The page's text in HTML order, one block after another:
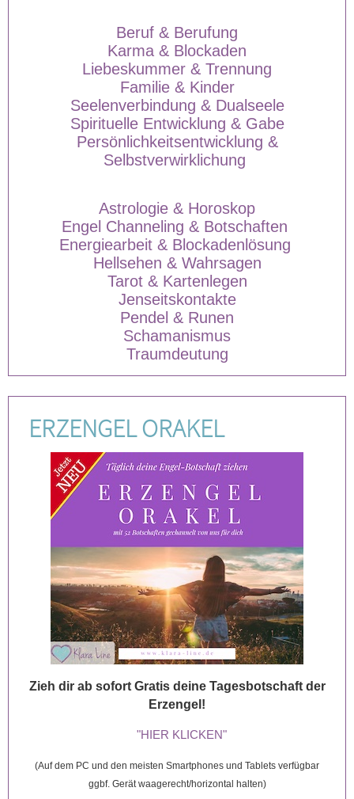
Beruf & Berufung
Karma & Blockaden
Liebeskummer & Trennung
Familie & Kinder
Seelenverbindung & Dualseele
Spirituelle Entwicklung & Gabe
Persönlichkeitsentwicklung &
Selbstverwirklichung
Astrologie & Horoskop
Engel Channeling & Botschaften
Energiearbeit & Blockadenlösung
Hellsehen & Wahrsagen
Tarot & Kartenlegen
Jenseitskontakte
Pendel & Runen
Schamanismus
Traumdeutung
ERZENGEL ORAKEL
Zieh dir ab sofort Gratis deine Tagesbotschaft der
Erzengel!
"HIER KLICKEN"
(Auf dem PC und den meisten Smartphones und Tablets verfügbar
ggbf. Gerät waagerecht/horizontal halten)